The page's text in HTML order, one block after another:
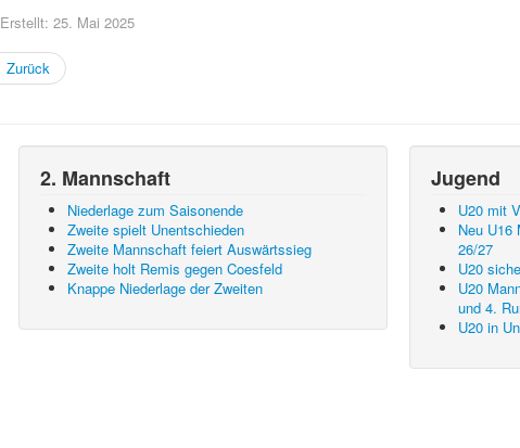
Erstellt: 25. Mai 2025
Zurück
2. Mannschaft
Niederlage zum Saisonende
Zweite spielt Unentschieden
Zweite Mannschaft feiert Auswärtssieg
Zweite holt Remis gegen Coesfeld
Knappe Niederlage der Zweiten
Jugend
U20 mit
Neu U16
26/27
U20
U20
und 4.
U20 in